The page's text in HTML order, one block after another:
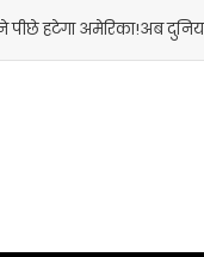
पीछे हटेगा अमेरिका!अब